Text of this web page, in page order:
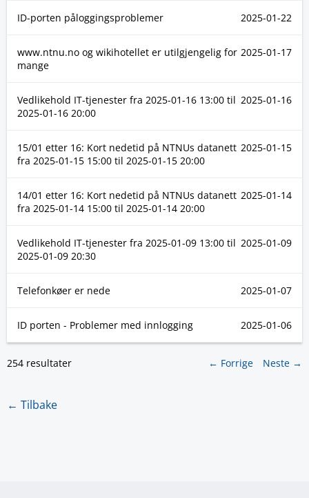
2025-01-22
ID-porten påloggingsproblemer
2025-01-17
www.ntnu.no og wikihotellet er utilgjengelig for
mange
2025-01-16
Vedlikehold IT-tjenester fra 2025-01-16 13:00 til
2025-01-16 20:00
2025-01-15
15/01 etter 16: Kort nedetid på NTNUs datanett
fra 2025-01-15 15:00 til 2025-01-15 20:00
2025-01-14
14/01 etter 16: Kort nedetid på NTNUs datanett
fra 2025-01-14 15:00 til 2025-01-14 20:00
2025-01-09
Vedlikehold IT-tjenester fra 2025-01-09 13:00 til
2025-01-09 20:30
2025-01-07
Telefonkøer er nede
2025-01-06
ID porten - Problemer med innlogging
← Forrige Neste →
254 resultater
← Tilbake